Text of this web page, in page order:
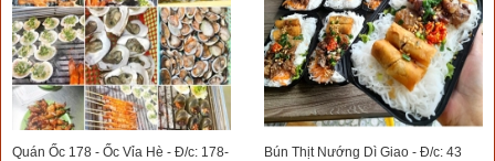
Quán Ốc 178 - Ốc Vỉa Hè - Đ/c: 178-
Bún Thịt Nướng Dì Giao - Đ/c: 43